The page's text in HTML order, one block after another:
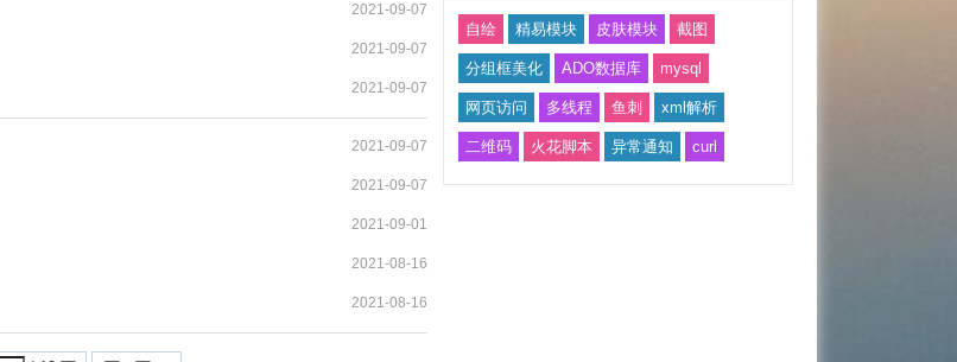
2021-09-07
2021-09-07
2021-09-07
2021-09-07
2021-09-07
2021-09-01
2021-08-16
2021-08-16
自绘 精易模块 皮肤模块 截图
分组框美化 ADO数据库 mysql
网页访问 多线程 鱼刺 xml解析
二维码 火花脚本 异常通知 curl